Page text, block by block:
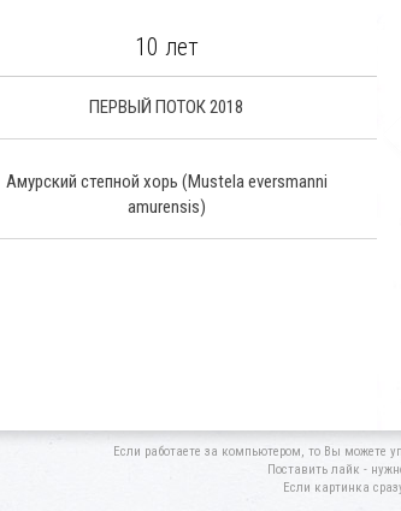
10 лет
ПЕРВЫЙ ПОТОК 2018
Амурский степной хорь (Mustela eversmanni
amurensis)
Если работаете за компьютером, то Вы можете
Поставить лайк -
Если картинка